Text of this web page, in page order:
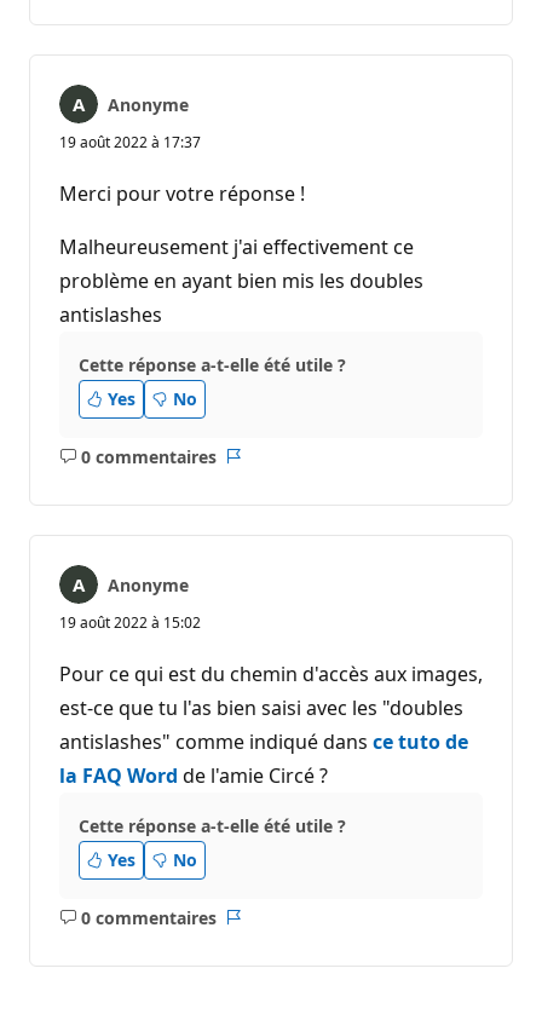
Anonyme
19 août 2022 à 17:37
Merci pour votre réponse !
Malheureusement j'ai effectivement ce
problème en ayant bien mis les doubles
antislashes
Cette réponse a-t-elle été utile ?
Yes
No
0 commentaires
Aucun
Anonyme
19 août 2022 à 15:02
Pour ce qui est du chemin d'accès aux images,
est-ce que tu l'as bien saisi avec les "doubles
antislashes" comme indiqué dans ce tuto de
la FAQ Word de l'amie Circé ?
Cette réponse a-t-elle été utile ?
Yes
No
0 commentaires
Aucun